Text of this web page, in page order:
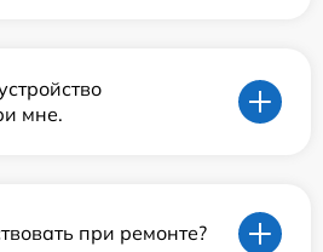
мне.
при ремонте?